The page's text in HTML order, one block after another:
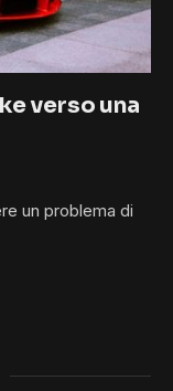
verso una
un problema di